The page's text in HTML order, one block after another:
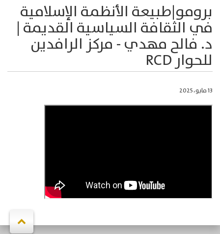
برومو|طبيعة الأنظمة الإسلامية
في الثقافة السياسية القديمة |
د. فالح مهدي - مركز الرافدين
للحوار RCD
13 مايو، 2025